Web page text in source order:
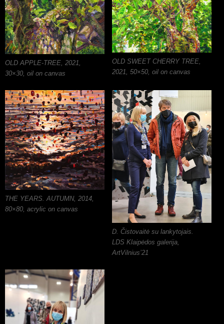
OLD APPLE-TREE, 2021,
30×30, oil on canvas
OLD SWEET CHERRY TREE,
2021, 50×50, oil on canvas
THE YEARS. AUTUMN, 2014,
80×80, acrylic on canvas
D. Čistovaitė su lankytojais.
LDS Klaipėdos galerija,
ArtVilnius’21